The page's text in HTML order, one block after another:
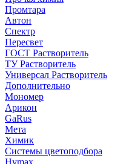
Промтара
Автон
Спектр
Пересвет
ГОСТ Растворитель
ТУ Растворитель
Универсал Растворитель
Дополнительно
Мономер
Арикон
GaRus
Мета
Химик
Системы цветоподбора
Hymax